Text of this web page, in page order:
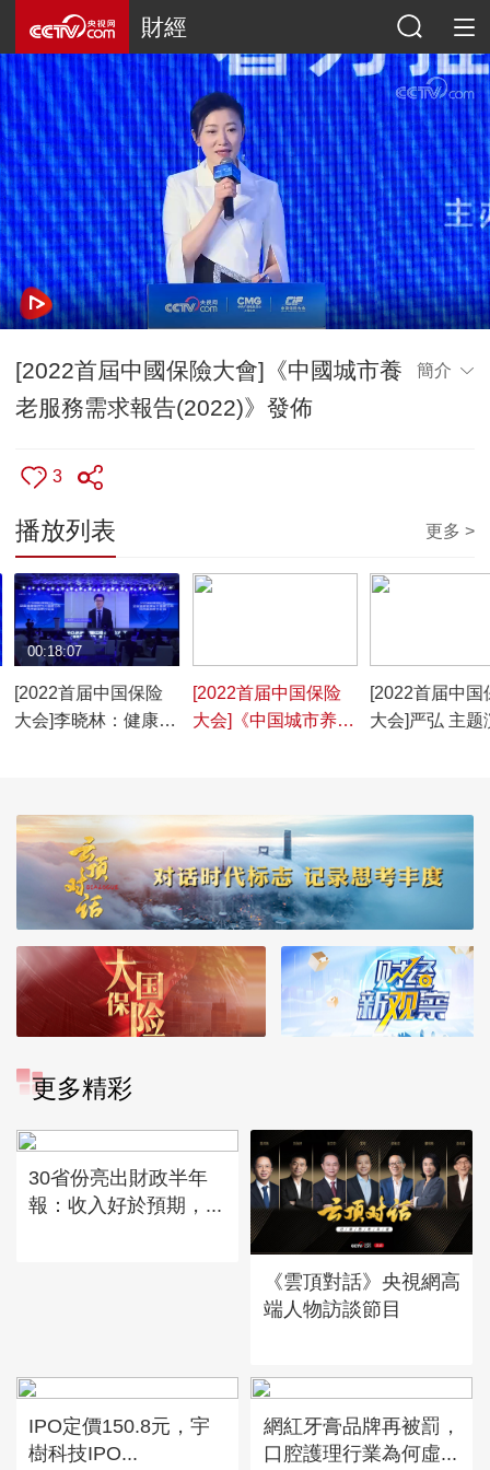
財經
[2022首屆中國保險大會]《中國城市養
老服務需求報告(2022)》發佈
簡介
3
播放列表 更多 >
[2022首届中国保险
大会]李晓林：健康保
00:18:07
[2022首届中国保险
大会]《中国城市养老
[2022首届中国
大会]严弘 主题
更多精彩
30省份亮出財政半年
報：收入好於預期，...
《雲頂對話》央視網高
端人物訪談節目
IPO定價150.8元，宇
樹科技IPO...
網紅牙膏品牌再被罰，
口腔護理行業為何虛...